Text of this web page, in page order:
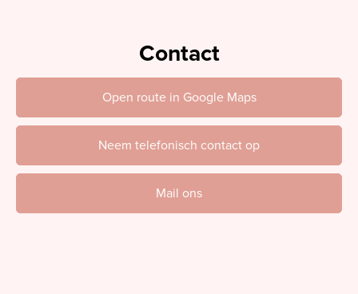
Contact
Open route in Google Maps
Neem telefonisch contact op
Mail ons